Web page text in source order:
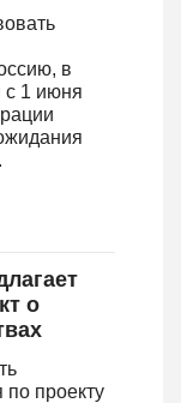
в
с 1 июня
о
проекту